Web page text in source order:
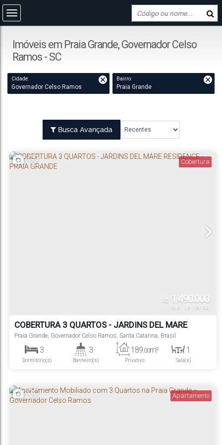
Imóveis em Praia Grande, Governador Celso
Ramos - SC
Cidade:
Governador Celso Ramos
Bairro:
Praia Grande
Busca Avançada
Cobertura
R$ 1.490.000
Valor de Venda
COBERTURA 3 QUARTOS - JARDINS DEL MARE
RESIDENCE - PRAIA GRANDE
Praia Grande, Governador Celso Ramos, Santa Catarina, Brasil
3
Dormitório(s)
3
Banheiro(s) Privativo:
189 .00m² 1
Sala(s)
Apartamento